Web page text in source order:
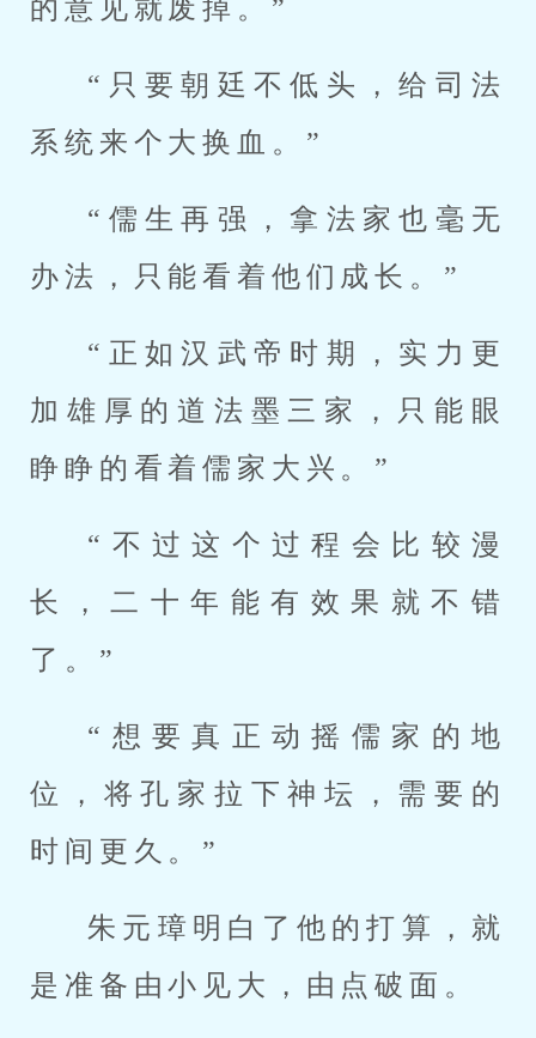
的意见就废掉。”
“只要朝廷不低头，给司法
系统来个大换血。”
“儒生再强，拿法家也毫无
办法，只能看着他们成长。”
“正如汉武帝时期，实力更
加雄厚的道法墨三家，只能眼
睁睁的看着儒家大兴。”
“不过这个过程会比较漫
长，二十年能有效果就不错
了。”
“想要真正动摇儒家的地
位，将孔家拉下神坛，需要的
时间更久。”
朱元璋明白了他的打算，就
是准备由小见大，由点破面。